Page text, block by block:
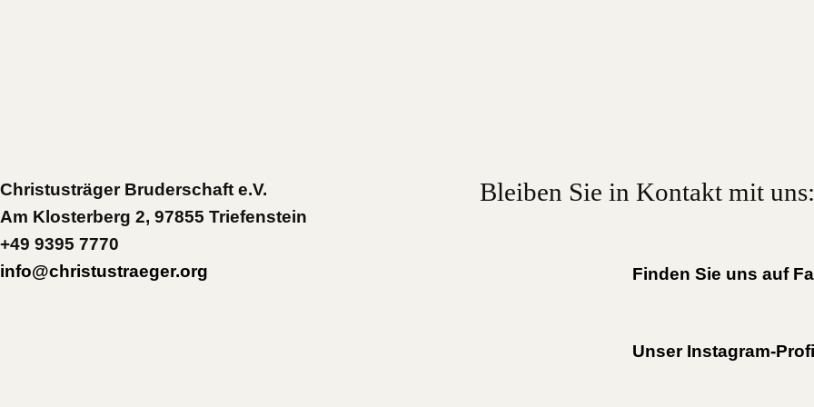
Christusträger Bruderschaft e.V.
Am Klosterberg 2, 97855 Triefenstein
+49 9395 7770
info@christustraeger.org
Bleiben Sie in Kontakt mit uns:
Finden Sie uns auf
Unser Instagram-Profil